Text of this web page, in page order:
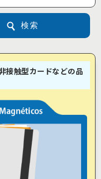
検索
接触型カードなどの品